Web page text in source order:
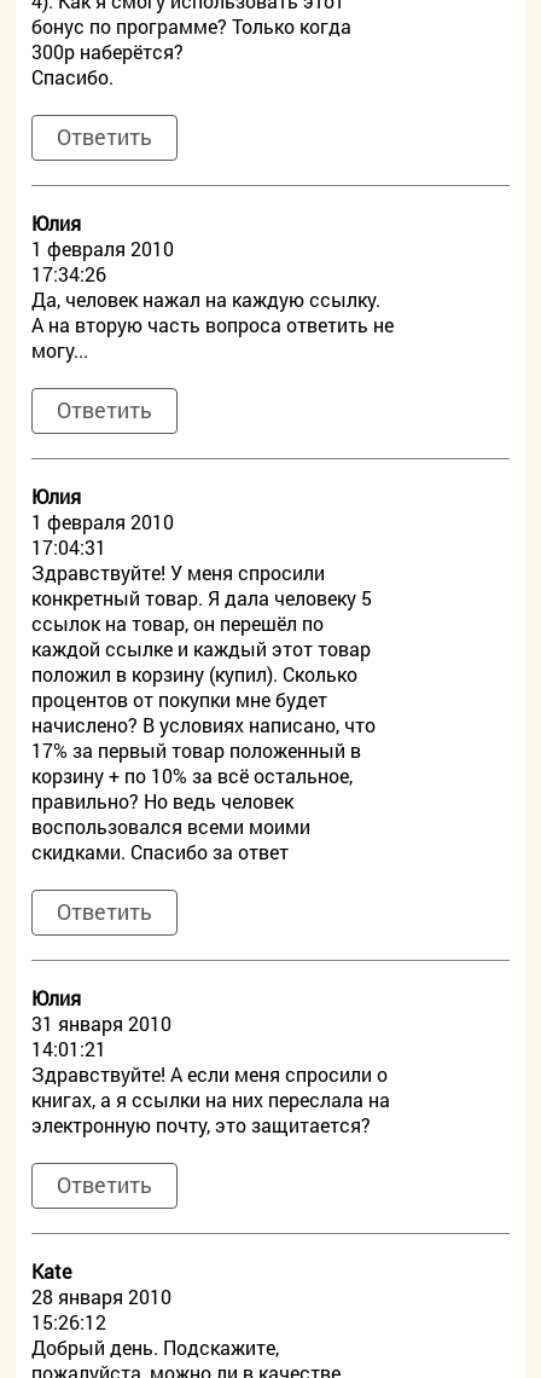
бонус по программе? Только когда
300р наберётся?
Спасибо.
Ответить
Юлия
1 февраля 2010
17:34:26
Да, человек нажал на каждую ссылку.
А на вторую часть вопроса ответить не
могу...
Ответить
Юлия
1 февраля 2010
17:04:31
Здравствуйте! У меня спросили
конкретный товар. Я дала человеку 5
ссылок на товар, он перешёл по
каждой ссылке и каждый этот товар
положил в корзину (купил). Сколько
процентов от покупки мне будет
начислено? В условиях написано, что
17% за первый товар положенный в
корзину + по 10% за всё остальное,
правильно? Но ведь человек
воспользовался всеми моими
скидками. Спасибо за ответ
Ответить
Юлия
31 января 2010
14:01:21
Здравствуйте! А если меня спросили о
книгах, а я ссылки на них переслала на
электронную почту, это защитается?
Ответить
Kate
28 января 2010
15:26:12
Добрый день. Подскажите,
пожалуйста, можно ли в качестве